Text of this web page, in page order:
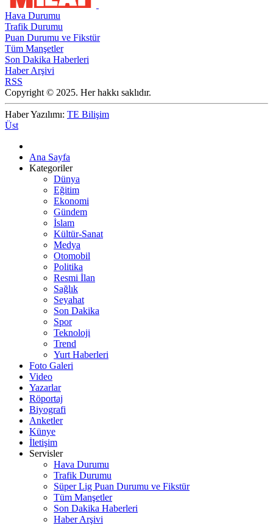
Hava Durumu
Trafik Durumu
Puan Durumu ve Fikstür
Tüm Manşetler
Son Dakika Haberleri
Haber Arşivi
RSS
Copyright © 2025. Her hakkı saklıdır.
Haber Yazılımı: TE Bilişim
Üst
Ana Sayfa
Kategoriler
Dünya
Eğitim
Ekonomi
Gündem
İslam
Kültür-Sanat
Medya
Otomobil
Politika
Resmi İlan
Sağlık
Seyahat
Son Dakika
Spor
Teknoloji
Trend
Yurt Haberleri
Foto Galeri
Video
Yazarlar
Röportaj
Biyografi
Anketler
Künye
İletişim
Servisler
Hava Durumu
Trafik Durumu
Süper Lig Puan Durumu ve Fikstür
Tüm Manşetler
Son Dakika Haberleri
Haber Arşivi